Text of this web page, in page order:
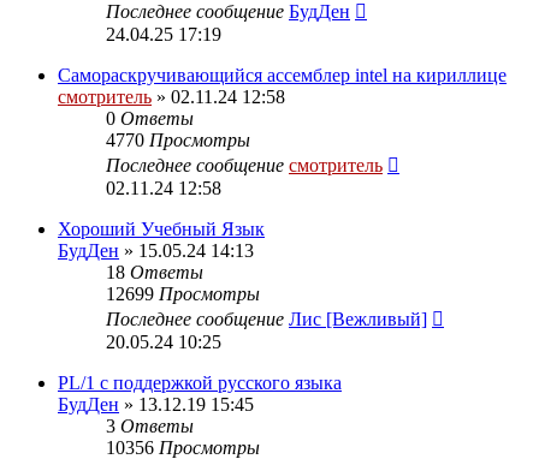
Последнее сообщение БудДен
24.04.25 17:19
Самораскручивающийся ассемблер intel на кириллице
смотритель » 02.11.24 12:58
0 Ответы
4770 Просмотры
Последнее сообщение смотритель
02.11.24 12:58
Хороший Учебный Язык
БудДен » 15.05.24 14:13
18 Ответы
12699 Просмотры
Последнее сообщение Лис [Вежливый]
20.05.24 10:25
PL/1 с поддержкой русского языка
БудДен » 13.12.19 15:45
3 Ответы
10356 Просмотры